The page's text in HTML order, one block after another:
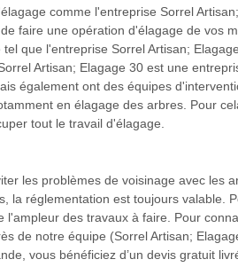
comme l'entreprise Sorrel
faire une opération d'élagage de vos
que l'entreprise Sorrel Artisan;
Artisan; Elagage 30 est une
également ont des équipes
en élagage des arbres. Pour
tout le travail d'élagage.
les problèmes de voisinage avec les
réglementation est toujours valable.
l'ampleur des travaux à faire. Pour
de notre équipe (Sorrel Artisan;
vous bénéficiez d’un devis gratuit